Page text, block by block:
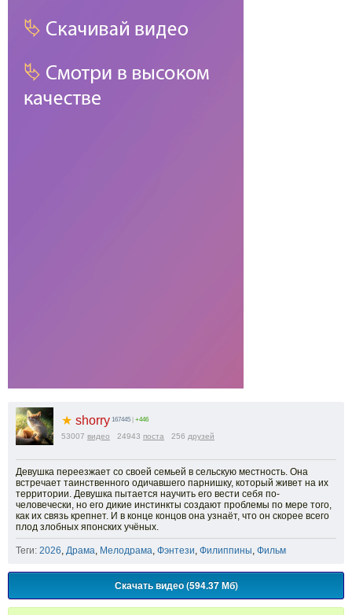
★ shorry 167445 +446
53007 видео 24943 поста 256 друзей
Девушка переезжает со своей семьей в сельскую местность. Она
встречает таинственного одичавшего парнишку, который живет на их
территории. Девушка пытается научить его вести себя по-
человечески, но его дикие инстинкты создают проблемы по мере того,
как их связь крепнет. И в конце концов она узнаёт, что он скорее всего
плод злобных японских учёных.
Теги: 2026, Драма, Мелодрама, Фэнтези, Филиппины, Фильм
Скачать видео (594.37 Мб)